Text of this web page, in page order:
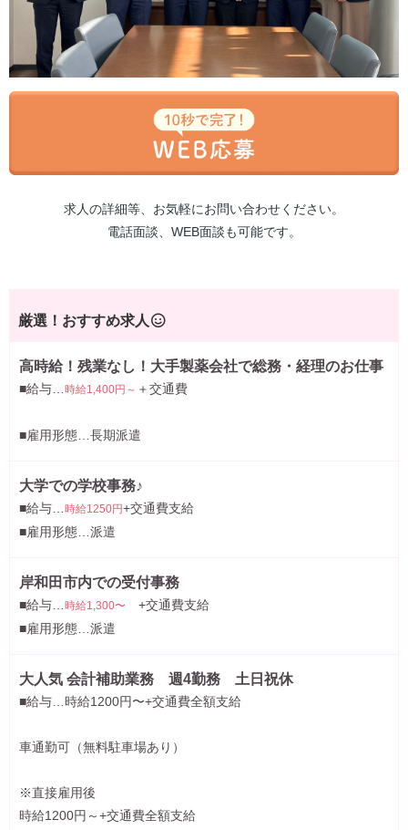
求人の詳細等、お気軽にお問い合わせください。
電話面談、WEB面談も可能です。
厳選！おすすめ求人
高時給！残業なし！大手製薬会社で総務・経理のお仕事
■給与… 時給1,400円～ ＋交通費
■雇用形態…長期派遣
大学での学校事務♪
■給与… 時給1250円+交通費支給
■雇用形態…派遣
岸和田市内での受付事務
■給与… 時給1,300〜 +交通費支給
■雇用形態…派遣
大人気 会計補助業務 週4勤務 土日祝休
■給与…時給1200円〜+交通費全額支給
車通勤可（無料駐車場あり）
※直接雇用後
時給1200円～+交通費全額支給